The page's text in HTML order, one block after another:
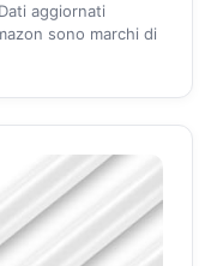
aggiornati
sono marchi di